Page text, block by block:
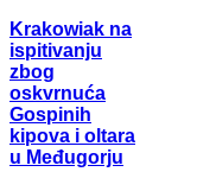
Krakowiak na
ispitivanju
zbog
oskvrnuća
Gospinih
kipova i oltara
u Međugorju